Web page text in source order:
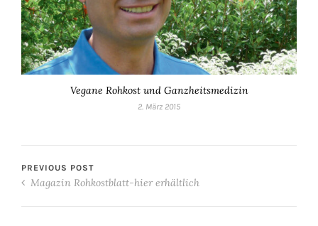
Vegane Rohkost und Ganzheitsmedizin
2. März 2015
PREVIOUS POST
Magazin Rohkostblatt-hier erhältlich